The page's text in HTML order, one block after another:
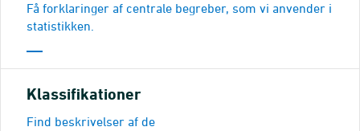
Få forklaringer af centrale begreber, som vi anvender i
statistikken.
Klassifikationer
Find beskrivelser af de